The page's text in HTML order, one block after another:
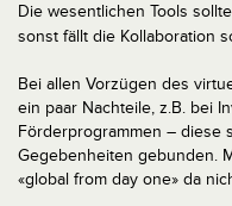
Die wesentlichen Tools
sonst fällt die Kollaboration
Bei allen Vorzügen des
ein paar Nachteile, z.B. bei
Förderprogrammen – diese
Gegebenheiten gebunden.
«global from day one» da